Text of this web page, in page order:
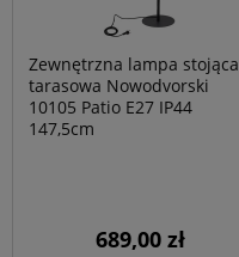
Zewnętrzna lampa stojąca
tarasowa Nowodvorski
10105 Patio E27 IP44
147,5cm
689,00 zł